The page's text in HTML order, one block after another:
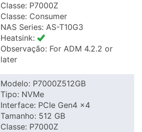
Classe: P7000Z
Classe: Consumer
NAS Series: AS-T10G3
Heatsink:
Observação: For ADM 4.2.2 or
later
Modelo: P7000Z512GB
Tipo: NVMe
Interface: PCIe Gen4 x4
Tamanho: 512 GB
Classe: P7000Z